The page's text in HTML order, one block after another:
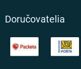
Doručovatelia